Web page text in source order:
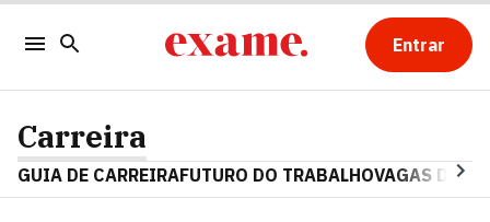
Entrar
Carreira
GUIA DE CARREIRAFUTURO DO TRABALHOVAGAS DE